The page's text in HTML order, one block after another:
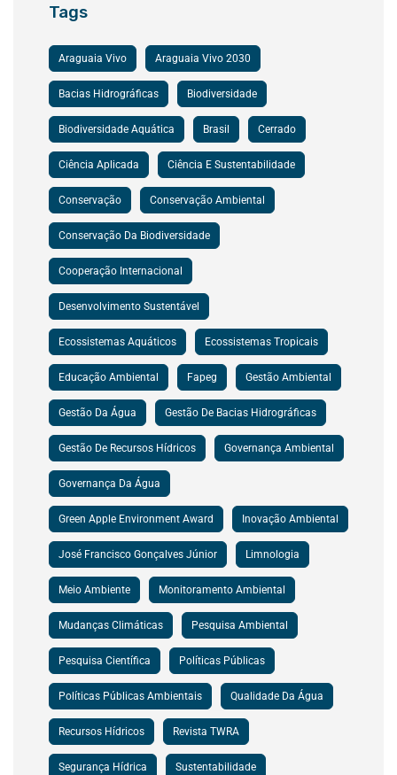
Tags
Araguaia Vivo Araguaia Vivo 2030
Bacias Hidrográficas Biodiversidade
Biodiversidade Aquática Brasil Cerrado
Ciência Aplicada Ciência E Sustentabilidade
Conservação Conservação Ambiental
Conservação Da Biodiversidade
Cooperação Internacional
Desenvolvimento Sustentável
Ecossistemas Aquáticos Ecossistemas Tropicais
Educação Ambiental Fapeg Gestão Ambiental
Gestão Da Água Gestão De Bacias Hidrográficas
Gestão De Recursos Hídricos Governança Ambiental
Governança Da Água
Green Apple Environment Award Inovação Ambiental
José Francisco Gonçalves Júnior Limnologia
Meio Ambiente Monitoramento Ambiental
Mudanças Climáticas Pesquisa Ambiental
Pesquisa Científica Políticas Públicas
Políticas Públicas Ambientais Qualidade Da Água
Recursos Hídricos Revista TWRA
Segurança Hídrica Sustentabilidade